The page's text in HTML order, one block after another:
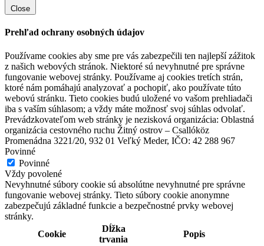
Close
Prehľad ochrany osobných údajov
Používame cookies aby sme pre vás zabezpečili ten najlepší zážitok
z našich webových stránok. Niektoré sú nevyhnutné pre správne
fungovanie webovej stránky. Používame aj cookies tretích strán,
ktoré nám pomáhajú analyzovať a pochopiť, ako používate túto
webovú stránku. Tieto cookies budú uložené vo vašom prehliadači
iba s vaším súhlasom; a vždy máte možnosť svoj súhlas odvolať.
Prevádzkovateľom web stránky je nezisková organizácia: Oblastná
organizácia cestovného ruchu Žitný ostrov – Csallóköz
Promenádna 3221/20, 932 01 Veľký Meder, IČO: 42 288 967
Povinné
Povinné
Vždy povolené
Nevyhnutné súbory cookie sú absolútne nevyhnutné pre správne
fungovanie webovej stránky. Tieto súbory cookie anonymne
zabezpečujú základné funkcie a bezpečnostné prvky webovej
stránky.
Cookie
Dĺžka
trvania
Popis